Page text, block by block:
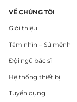
VỀ CHÚNG TÔI
Giới thiệu
Tầm nhìn – Sứ mệnh
Đội ngũ bác sĩ
Hệ thống thiết bị
Tuyển dụng